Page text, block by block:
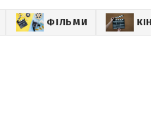
ФІЛЬМИ